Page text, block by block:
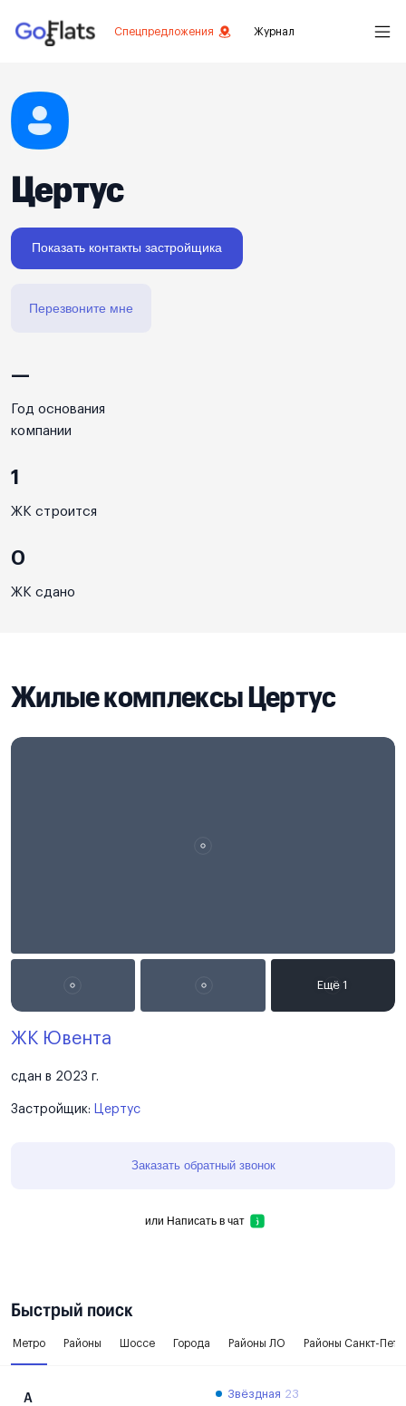
Спецпредложения Журнал
Цертус
Показать контакты застройщика
Перезвоните мне
—
Год основания
компании
1
ЖК строится
0
ЖК сдано
Жилые комплексы Цертус
ЖК Ювента
сдан в 2023 г.
Застройщик: Цертус
Заказать обратный звонок
или Написать в чат
Быстрый поиск
Метро Районы Шоссе Города Районы ЛО Районы Санкт-
А Звёздная 23